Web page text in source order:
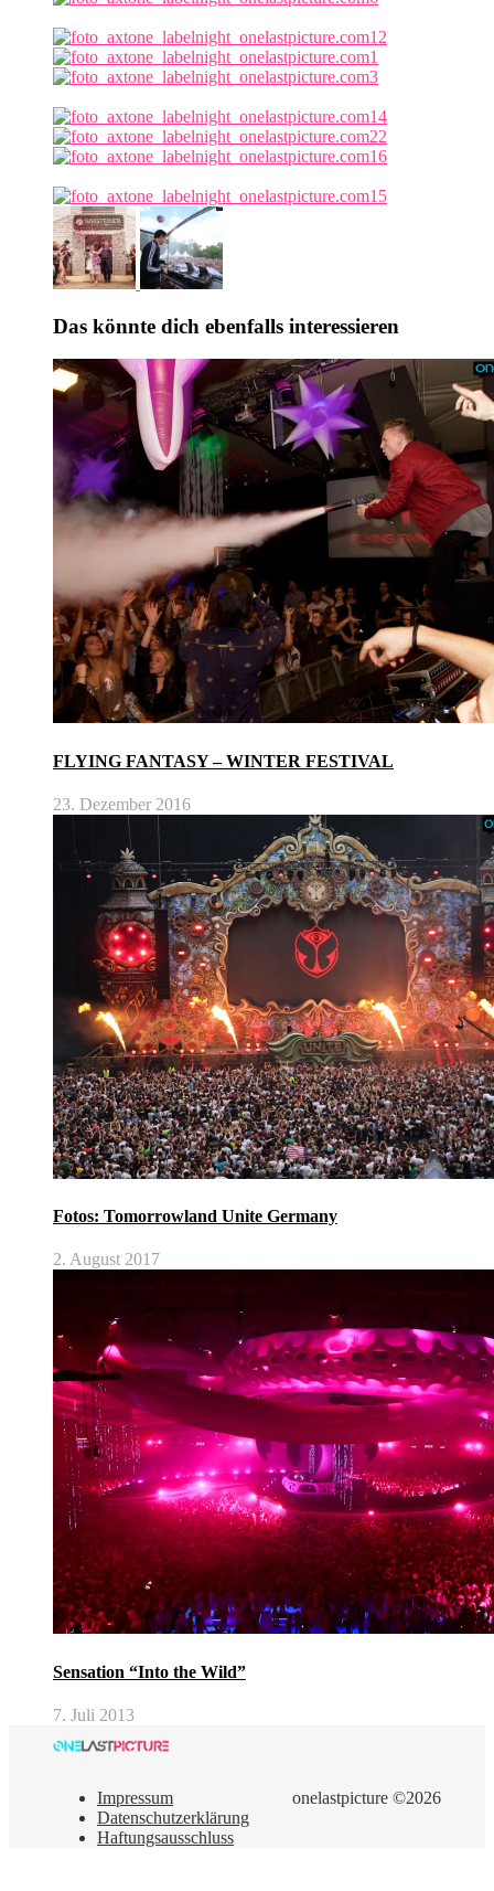
Das könnte dich ebenfalls interessieren
FLYING FANTASY – WINTER FESTIVAL
23. Dezember 2016
Fotos: Tomorrowland Unite Germany
2. August 2017
Sensation “Into the Wild”
7. Juli 2013
onelastpicture ©2026
Impressum
Datenschutzerklärung
Haftungsausschluss